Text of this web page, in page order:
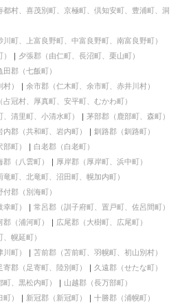
村、喜茂別町、京極町、倶知安町、豊浦町、洞
町、上富良野町、中富良野町、南富良野町）
夕張郡（由仁町、長沼町、栗山町）
田郡（七飯町）
）
余市郡（仁木町、余市町、赤井川村）
占冠村、厚真町、安平町、むかわ町）
清里町、小清水町）
茅部郡（鹿部町、森町）
内郡（共和町、岩内町）
釧路郡（釧路町）
町）
白老郡（白老町）
郡（八雲町）
厚岸郡（厚岸町、浜中町）
町、北竜町、沼田町、幌加内町）
付郡（別海町）
町）
常呂郡（訓子府町、置戸町、佐呂間町）
郡（浦河町）
広尾郡（大樹町、広尾町）
幌延町）
町）
苫前郡（苫前町、羽幌町、初山別村）
寄郡（足寄町、陸別町）
久遠郡（せたな町）
、黒松内町）
山越郡（長万部町）
） 新冠郡（新冠町）
十勝郡（浦幌町）